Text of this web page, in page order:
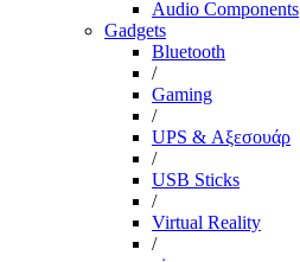
Audio Components
Gadgets
Bluetooth
/
Gaming
/
UPS & Αξεσουάρ
/
USB Sticks
/
Virtual Reality
/